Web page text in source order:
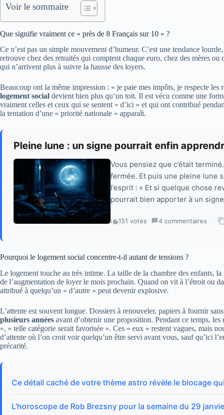
Voir le sommaire
Que signifie vraiment ce « près de 8 Français sur 10 » ?
Ce n’est pas un simple mouvement d’humeur. C’est une tendance
retrouve chez des retraités qui comptent chaque euro, chez des mères
qui n’arrivent plus à suivre la hausse des loyers.
Beaucoup ont la même impression : « je paie mes impôts, je respecte
logement social devient bien plus qu’un toit. Il est vécu comme une
vraiment celles et ceux qui se sentent « d’ici » et qui ont contribué
la tentation d’une « priorité nationale » apparaît.
Pleine lune : un signe pourrait enfin
Vous pensiez que c’était
fermée. Et puis une pleine lune
l’esprit : « Et si quelque chose
pourrait bien apporter à un
151 votes · 4 commentaires ·
Pourquoi le logement social concentre-t-il autant de tensions ?
Le logement touche au très intime. La taille de la chambre des enfants,
de l’augmentation de loyer le mois prochain. Quand on vit à l’étroit ou
attribué à quelqu’un « d’autre » peut devenir explosive.
L’attente est souvent longue. Dossiers à renouveler, papiers à fournir
plusieurs années avant d’obtenir une proposition. Pendant ce temps,
», « telle catégorie serait favorisée ». Ces « eux » restent vagues, mais
d’attente où l’on croit voir quelqu’un être servi avant vous, sauf qu’ici
précarité.
Ce détail caché de votre thème astro révèle le blocage
L’horoscope de Rob Brezsny pour la semaine du 29